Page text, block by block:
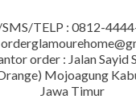
TELP : 0812-
order : Jalan Sayid
Mojoagung
Jawa Timur